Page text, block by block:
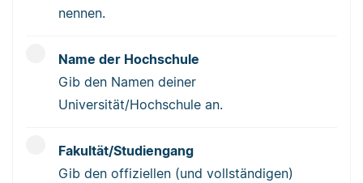
nennen.
Name der Hochschule
Gib den Namen deiner
Universität/Hochschule an.
Fakultät/Studiengang
Gib den offiziellen (und vollständigen)